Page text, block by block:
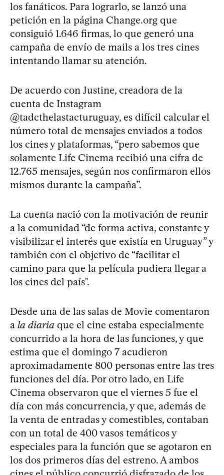
los fanáticos. Para lograrlo, se lanzó una
petición en la página Change.org que
consiguió 1.646 firmas, lo que generó una
campaña de envío de mails a los tres cines
intentando llamar su atención.
De acuerdo con Justine, creadora de la
cuenta de Instagram
@tadcthelastacturuguay, es difícil calcular el
número total de mensajes enviados a todos
los cines y plataformas, “pero sabemos que
solamente Life Cinema recibió una cifra de
12.765 mensajes, según nos confirmaron ellos
mismos durante la campaña”.
La cuenta nació con la motivación de reunir
a la comunidad “de forma activa, constante y
visibilizar el interés que existía en Uruguay” y
también con el objetivo de “facilitar el
camino para que la película pudiera llegar a
los cines del país".
Desde una de las salas de Movie comentaron
a la diaria que el cine estaba especialmente
concurrido a la hora de las funciones, y que
estima que el domingo 7 acudieron
aproximadamente 800 personas entre las tres
funciones del día. Por otro lado, en Life
Cinema observaron que el viernes 5 fue el
día con más concurrencia, y que, además de
la venta de entradas y comestibles, contaban
con un total de 400 vasos temáticos y
especiales para la función que se agotaron en
los dos primeros días del estreno. A ambos